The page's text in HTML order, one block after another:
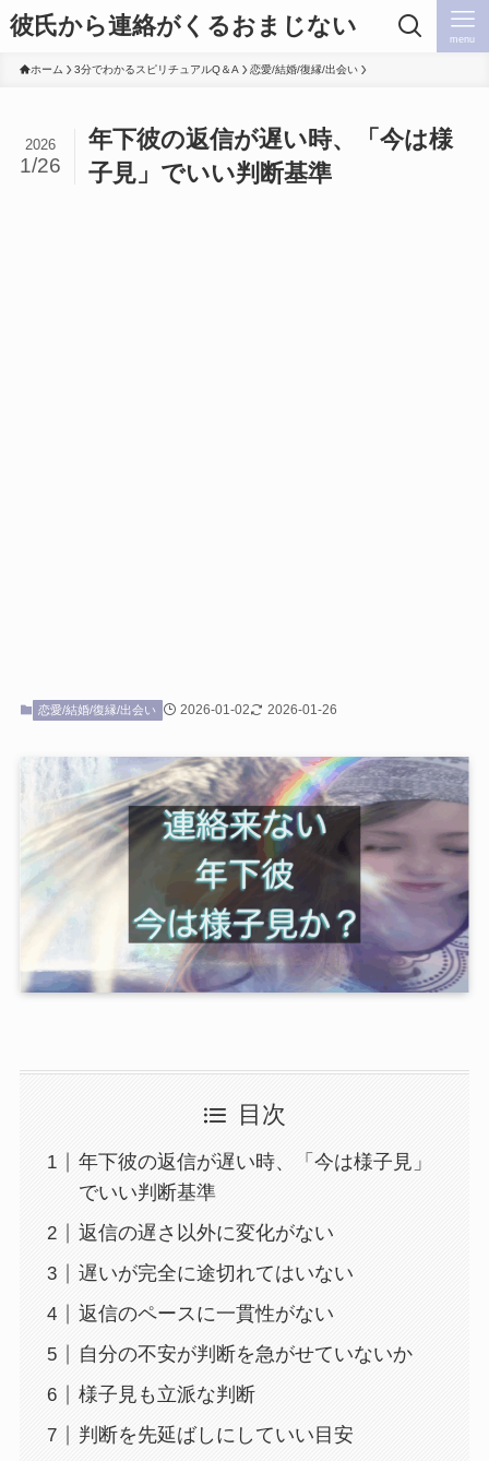
彼氏から連絡がくるおまじない menu
ホーム 3分でわかるスピリチュアルQ＆A 恋愛/結婚/復縁/出会い
年下彼の返信が遅い時、「今は様
子見」でいい判断基準
2026
1/26
恋愛/結婚/復縁/出会い 2026-01-02 2026-01-26
目次
年下彼の返信が遅い時、「今は様子見」
でいい判断基準
返信の遅さ以外に変化がない
遅いが完全に途切れてはいない
返信のペースに一貫性がない
自分の不安が判断を急がせていないか
様子見も立派な判断
判断を先延ばしにしていい目安